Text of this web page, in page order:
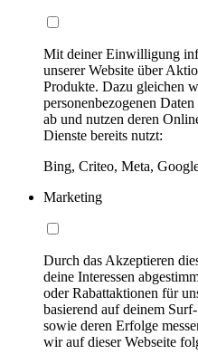
Mit deiner Einwilligung
unserer Website über
Produkte. Dazu gleichen
personenbezogenen
ab und nutzen deren
Dienste bereits nutzt:
Bing, Criteo, Meta,
Marketing
Durch das Akzeptieren
deine Interessen
oder Rabattaktionen für
basierend auf deinem
sowie deren Erfolge
wir auf dieser Webseite